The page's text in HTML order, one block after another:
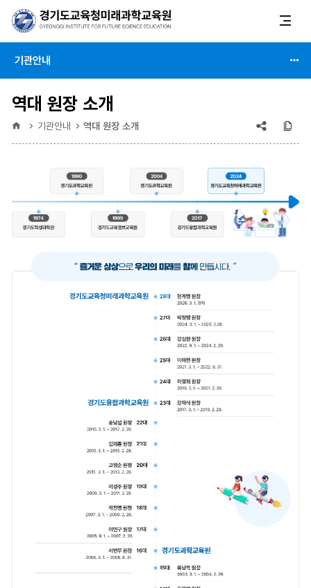
기관안내
역대 원장 소개
기관안내 역대 원장 소개
공유
축소)